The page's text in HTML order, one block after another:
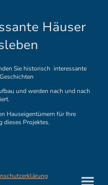
Häuser
Sie historisch interessante
und werden nach und nach
Hauseigentümern für Ihre
dieses Projektes.